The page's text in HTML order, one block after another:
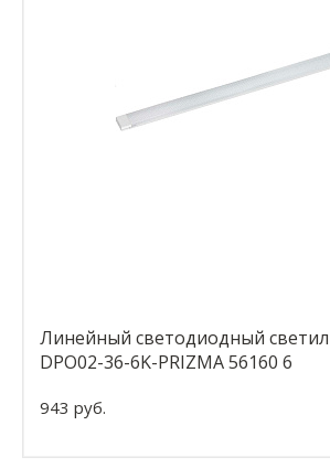
Линейный светодиодный
DPO02-36-6K-PRIZMA 56160 6
943 руб.